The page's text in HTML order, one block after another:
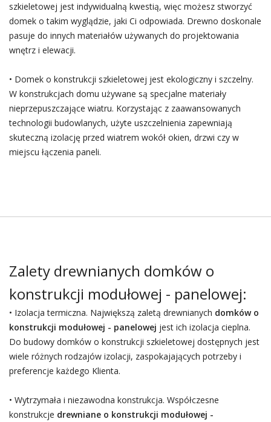
szkieletowej jest indywidualną kwestią, więc możesz stworzyć
domek o takim wyglądzie, jaki Ci odpowiada. Drewno doskonale
pasuje do innych materiałów używanych do projektowania
wnętrz i elewacji.
• Domek o konstrukcji szkieletowej jest ekologiczny i szczelny.
W konstrukcjach domu używane są specjalne materiały
nieprzepuszczające wiatru. Korzystając z zaawansowanych
technologii budowlanych, użyte uszczelnienia zapewniają
skuteczną izolację przed wiatrem wokół okien, drzwi czy w
miejscu łączenia paneli.
Zalety drewnianych domków o
konstrukcji modułowej - panelowej:
• Izolacja termiczna. Największą zaletą drewnianych domków o
konstrukcji modułowej - panelowej jest ich izolacja cieplna.
Do budowy domków o konstrukcji szkieletowej dostępnych jest
wiele różnych rodzajów izolacji, zaspokajających potrzeby i
preferencje każdego Klienta.
• Wytrzymała i niezawodna konstrukcja. Współczesne
konstrukcje drewniane o konstrukcji modułowej -